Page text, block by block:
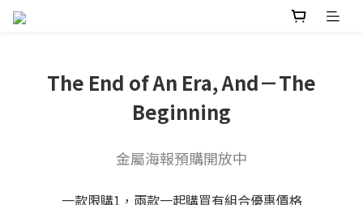
The End of An Era, And－The
Beginning
金屬海報預購開放中
一款限購1，兩款一起購買有組合優惠價格